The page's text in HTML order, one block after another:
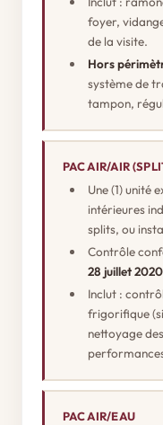
foyer,
de la visite.
Hors
système de
tampon,
PAC AIR/AIR
Une (1) unité
intérieures
splits, ou
Contrôle
28 juillet 2020
Inclut :
frigorifique
nettoyage
PAC AIR/EAU